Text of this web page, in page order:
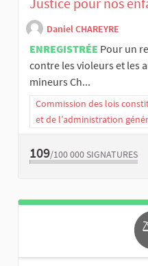
Daniel CHAREYRE
ENREGISTRÉE Pour un
contre les violeurs et les
mineurs Ch...
Commission des lois
et de l’administration
109/100 000 SIGNATURES